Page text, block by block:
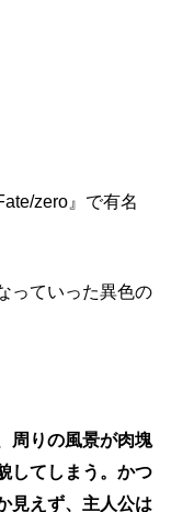
zero』で有名
っていった異色の
周りの風景が肉塊
してしまう。かつ
見えず、主人公は